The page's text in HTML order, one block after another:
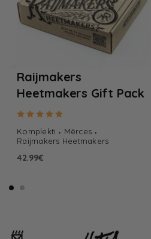
Raijmakers
Heetmakers Gift Pack
Komplekti
Mērces
Raijmakers Heetmakers
42.99€